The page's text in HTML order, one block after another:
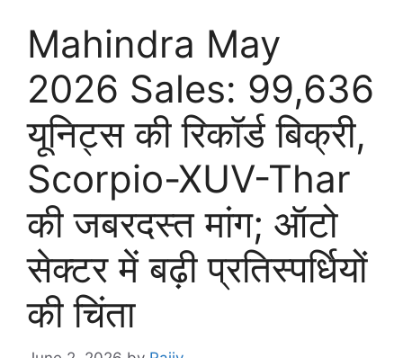
Mahindra May
2026 Sales: 99,636
यूनिट्स की रिकॉर्ड बिक्री,
Scorpio-XUV-Thar
की जबरदस्त मांग; ऑटो
सेक्टर में बढ़ी प्रतिस्पर्धियों
की चिंता